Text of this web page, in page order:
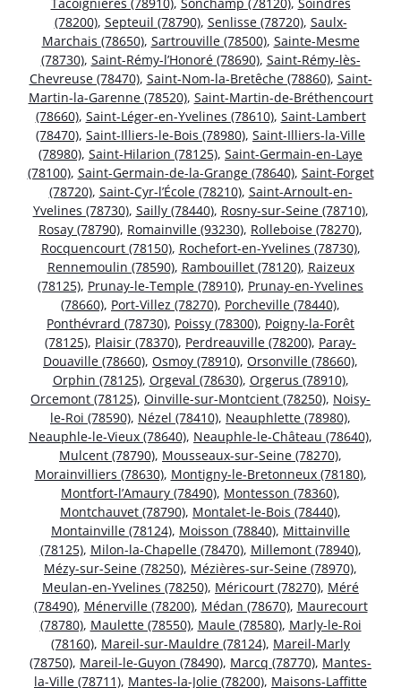
(78200), Septeuil (78790), Senlisse (78720), Saulx-
Marchais (78650), Sartrouville (78500), Sainte-Mesme
(78730), Saint-Rémy-l’Honoré (78690), Saint-Rémy-lès-
Chevreuse (78470), Saint-Nom-la-Bretêche (78860), Saint-
Martin-la-Garenne (78520), Saint-Martin-de-Bréthencourt
(78660), Saint-Léger-en-Yvelines (78610), Saint-Lambert
(78470), Saint-Illiers-le-Bois (78980), Saint-Illiers-la-Ville
(78980), Saint-Hilarion (78125), Saint-Germain-en-Laye
(78100), Saint-Germain-de-la-Grange (78640), Saint-Forget
(78720), Saint-Cyr-l’École (78210), Saint-Arnoult-en-
Yvelines (78730), Sailly (78440), Rosny-sur-Seine (78710),
Rosay (78790), Romainville (93230), Rolleboise (78270),
Rocquencourt (78150), Rochefort-en-Yvelines (78730),
Rennemoulin (78590), Rambouillet (78120), Raizeux
(78125), Prunay-le-Temple (78910), Prunay-en-Yvelines
(78660), Port-Villez (78270), Porcheville (78440),
Ponthévrard (78730), Poissy (78300), Poigny-la-Forêt
(78125), Plaisir (78370), Perdreauville (78200), Paray-
Douaville (78660), Osmoy (78910), Orsonville (78660),
Orphin (78125), Orgeval (78630), Orgerus (78910),
Orcemont (78125), Oinville-sur-Montcient (78250), Noisy-
le-Roi (78590), Nézel (78410), Neauphlette (78980),
Neauphle-le-Vieux (78640), Neauphle-le-Château (78640),
Mulcent (78790), Mousseaux-sur-Seine (78270),
Morainvilliers (78630), Montigny-le-Bretonneux (78180),
Montfort-l’Amaury (78490), Montesson (78360),
Montchauvet (78790), Montalet-le-Bois (78440),
Montainville (78124), Moisson (78840), Mittainville
(78125), Milon-la-Chapelle (78470), Millemont (78940),
Mézy-sur-Seine (78250), Mézières-sur-Seine (78970),
Meulan-en-Yvelines (78250), Méricourt (78270), Méré
(78490), Ménerville (78200), Médan (78670), Maurecourt
(78780), Maulette (78550), Maule (78580), Marly-le-Roi
(78160), Mareil-sur-Mauldre (78124), Mareil-Marly
(78750), Mareil-le-Guyon (78490), Marcq (78770), Mantes-
la-Ville (78711), Mantes-la-Jolie (78200), Maisons-Laffitte